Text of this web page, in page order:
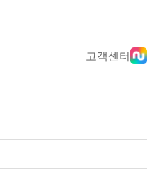
고객센터